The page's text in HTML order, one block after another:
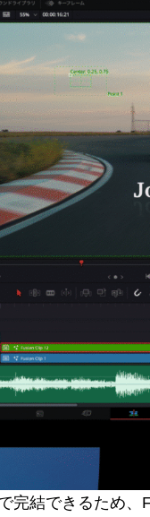
完結できるため